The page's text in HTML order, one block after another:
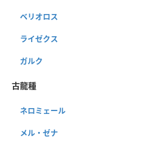
ベリオロス
ライゼクス
ガルク
古龍種
ネロミェール
メル・ゼナ